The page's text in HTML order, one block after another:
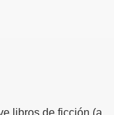
libros de ficción (a